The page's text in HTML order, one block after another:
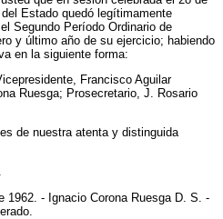
Estado quedó legítimamente
Segundo Período Ordinario de
y último año de su ejercicio; habiendo
en la siguiente forma:
Francisco Aguilar
Ruesga; Prosecretario, J. Rosario
de nuestra atenta y distinguida
- Ignacio Corona Ruesga D. S. -